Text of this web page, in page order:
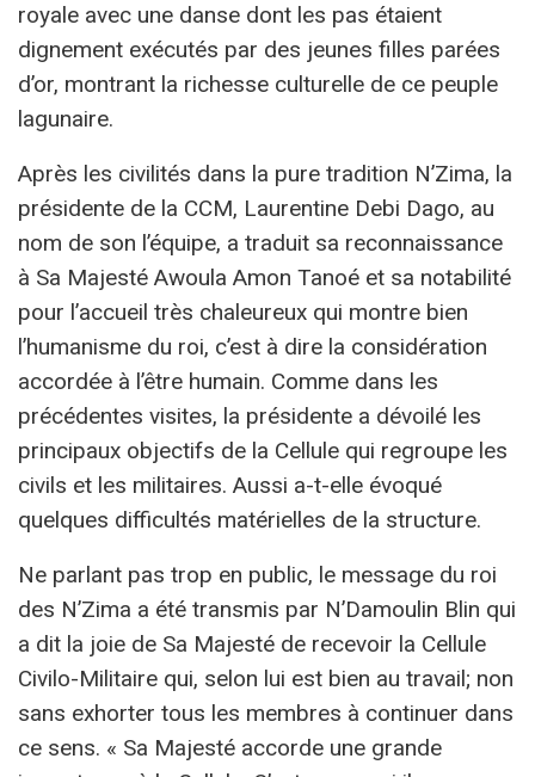
royale avec une danse dont les pas étaient
dignement exécutés par des jeunes filles parées
d’or, montrant la richesse culturelle de ce peuple
lagunaire.
Après les civilités dans la pure tradition N’Zima, la
présidente de la CCM, Laurentine Debi Dago, au
nom de son l’équipe, a traduit sa reconnaissance
à Sa Majesté Awoula Amon Tanoé et sa notabilité
pour l’accueil très chaleureux qui montre bien
l’humanisme du roi, c’est à dire la considération
accordée à l’être humain. Comme dans les
précédentes visites, la présidente a dévoilé les
principaux objectifs de la Cellule qui regroupe les
civils et les militaires. Aussi a-t-elle évoqué
quelques difficultés matérielles de la structure.
Ne parlant pas trop en public, le message du roi
des N’Zima a été transmis par N’Damoulin Blin qui
a dit la joie de Sa Majesté de recevoir la Cellule
Civilo-Militaire qui, selon lui est bien au travail; non
sans exhorter tous les membres à continuer dans
ce sens. « Sa Majesté accorde une grande